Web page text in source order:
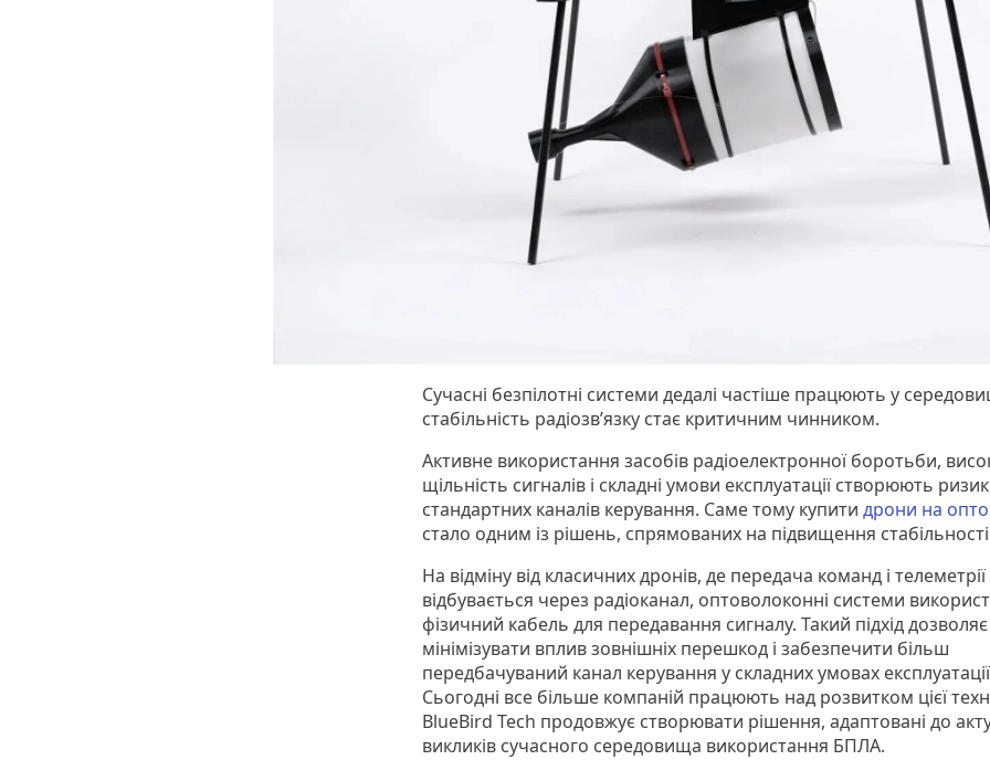
Сучасні безпілотні системи дедалі частіше працюють у
стабільність радіозв’язку стає критичним чинником.
Активне використання засобів радіоелектронної боротьби,
щільність сигналів і складні умови експлуатації створюють
стандартних каналів керування. Саме тому купити дрони на
стало одним із рішень, спрямованих на підвищення стабільності
На відміну від класичних дронів, де передача команд і телеметрії
відбувається через радіоканал, оптоволоконні системи
фізичний кабель для передавання сигналу. Такий підхід дозволяє
мінімізувати вплив зовнішніх перешкод і забезпечити більш
передбачуваний канал керування у складних умовах
Сьогодні все більше компаній працюють над розвитком цієї
BlueBird Tech продовжує створювати рішення, адаптовані до
викликів сучасного середовища використання БПЛА.